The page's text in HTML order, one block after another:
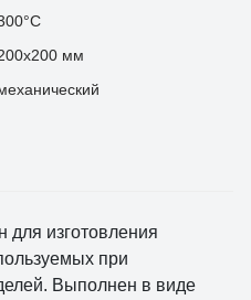
мм
для изготовления
при
Выполнен в виде